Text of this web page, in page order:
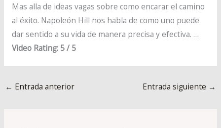
Mas alla de ideas vagas sobre como encarar el camino
al éxito. Napoleón Hill nos habla de como uno puede
dar sentido a su vida de manera precisa y efectiva. …
Video Rating: 5 / 5
← Entrada anterior Entrada siguiente →